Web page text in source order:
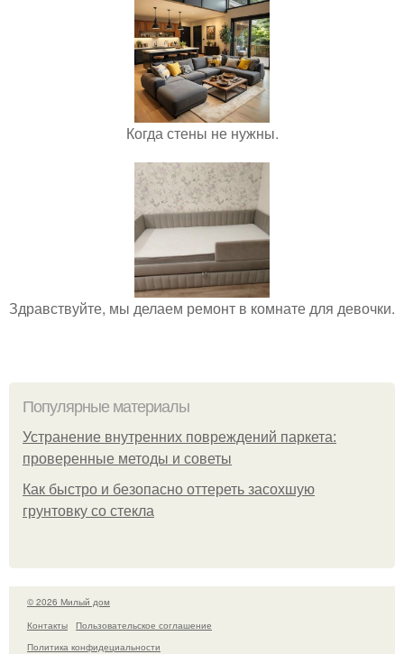
Когда стены не нужны.
Здравствуйте, мы делаем ремонт в комнате для девочки.
Популярные материалы
Устранение внутренних повреждений паркета:
проверенные методы и советы
Как быстро и безопасно оттереть засохшую
грунтовку со стекла
© 2026 Милый дом
Контакты
Пользовательское соглашение
Политика конфидециальности